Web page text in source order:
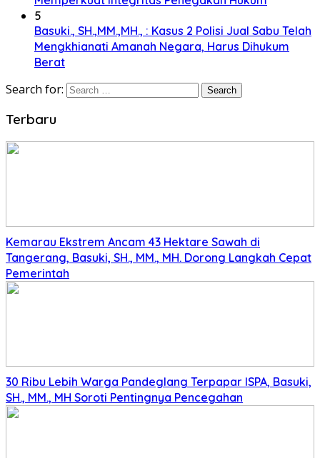
5
Basuki., SH.,MM.,MH., : Kasus 2 Polisi Jual Sabu Telah
Mengkhianati Amanah Negara, Harus Dihukum
Berat
Search for:
Terbaru
Kemarau Ekstrem Ancam 43 Hektare Sawah di
Tangerang, Basuki, SH., MM., MH. Dorong Langkah Cepat
Pemerintah
30 Ribu Lebih Warga Pandeglang Terpapar ISPA, Basuki,
SH., MM., MH Soroti Pentingnya Pencegahan